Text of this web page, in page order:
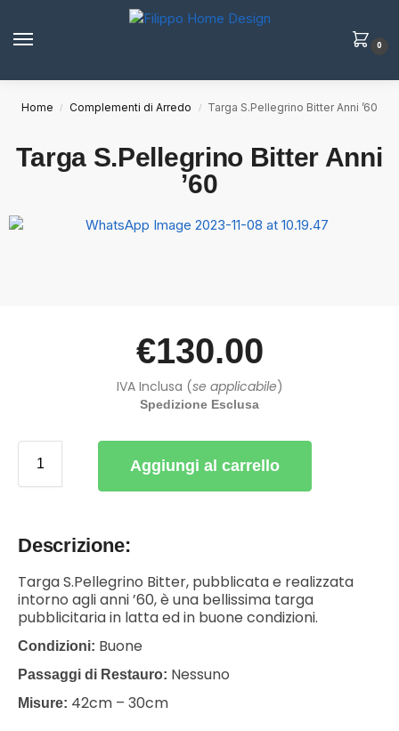
0
Home / Complementi di Arredo / Targa S.Pellegrino Bitter Anni ’60
Targa S.Pellegrino Bitter Anni
’60
€130.00
IVA Inclusa (se applicabile)
Spedizione Esclusa
Aggiungi al carrello
Descrizione:
Targa S.Pellegrino Bitter, pubblicata e realizzata
intorno agli anni ’60, è una bellissima targa
pubblicitaria in latta ed in buone condizioni.
Condizioni: Buone
Passaggi di Restauro: Nessuno
Misure: 42cm – 30cm